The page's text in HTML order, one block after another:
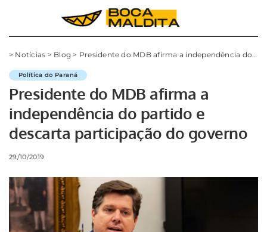
> Notícias > Blog > Presidente do MDB afirma a independência do partido e descarta participação do governo
Política do Paraná
Presidente do MDB afirma a
independência do partido e
descarta participação do governo
29/10/2019